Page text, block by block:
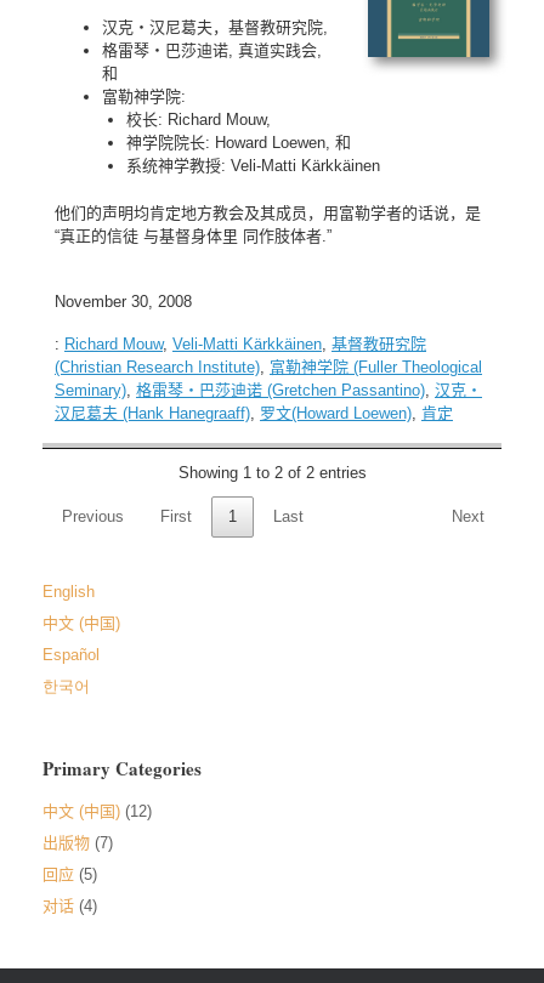
汉克・汉尼葛夫，基督教研究院,
格雷琴・巴莎迪诺, 真道实践会,
和
富勒神学院:
校长: Richard Mouw,
神学院院长: Howard Loewen, 和
系统神学教授: Veli-Matti Kärkkäinen
他们的声明均肯定地方教会及其成员，用富勒学者的话说，是
“真正的信徒 与基督身体里 同作肢体者.”
November 30, 2008
: Richard Mouw, Veli-Matti Kärkkäinen, 基督教研究院
(Christian Research Institute), 富勒神学院 (Fuller Theological
Seminary), 格雷琴・巴莎迪诺 (Gretchen Passantino), 汉克・
汉尼葛夫 (Hank Hanegraaff), 罗文(Howard Loewen), 肯定
Showing 1 to 2 of 2 entries
First
Previous 1 Next
Last
English
中文 (中国)
Español
한국어
Primary Categories
中文 (中国) (12)
出版物 (7)
回应 (5)
对话 (4)